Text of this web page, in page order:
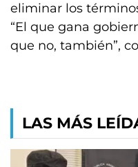
eliminar los
“El que gana
que no, también”,
LAS MÁS